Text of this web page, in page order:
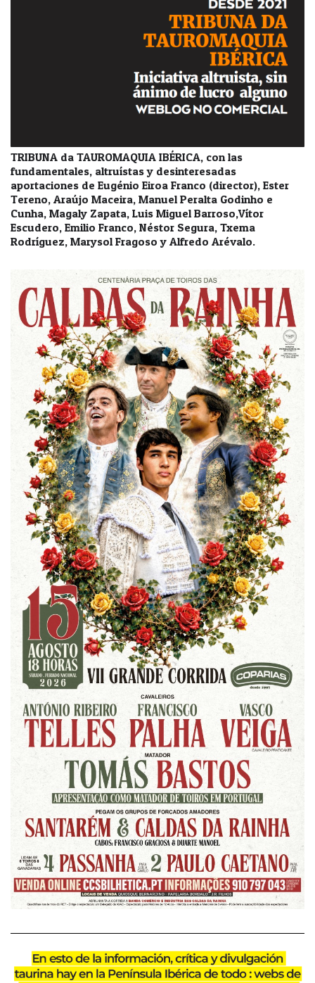
TRIBUNA da TAUROMAQUIA IBÉRICA, con las
fundamentales, altruístas y desinteresadas
aportaciones de Eugénio Eiroa Franco (director), Ester
Tereno, Araújo Maceira, Manuel Peralta Godinho e
Cunha, Magaly Zapata, Luis Miguel Barroso,Vítor
Escudero, Emilio Franco, Néstor Segura, Txema
Rodríguez, Marysol Fragoso y Alfredo Arévalo.